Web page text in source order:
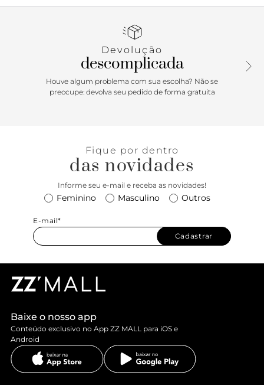
emblema Schutz em relevo + o charme e atitude do longo
versátil, mas ao mesmo tempo cheia de estilo e com
marinho Kate vai ser a aposta perfeita para te acompanhar
24/7! | Medida da alça: 55cm; Largura: 1,3cm Dimensões
(LAC): 5x14x20
Devolução
descomplicada
Houve algum problema com sua escolha? Não se
preocupe: devolva seu pedido de forma gratuita
Fique por dentro
das novidades
Informe seu e-mail e receba as novidades!
Feminino Masculino Outros
E-mail*
Cadastrar
Baixe o nosso app
Conteúdo exclusivo no App ZZ MALL para iOS e
Android